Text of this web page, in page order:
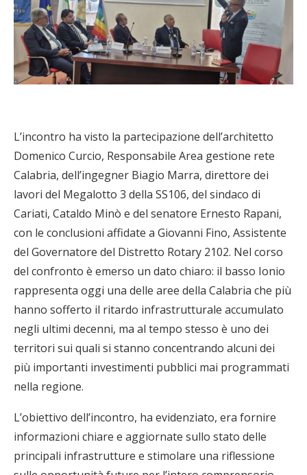
L’incontro ha visto la partecipazione dell’architetto
Domenico Curcio, Responsabile Area gestione rete
Calabria, dell’ingegner Biagio Marra, direttore dei
lavori del Megalotto 3 della SS106, del sindaco di
Cariati, Cataldo Minò e del senatore Ernesto Rapani,
con le conclusioni affidate a Giovanni Fino, Assistente
del Governatore del Distretto Rotary 2102. Nel corso
del confronto è emerso un dato chiaro: il basso Ionio
rappresenta oggi una delle aree della Calabria che più
hanno sofferto il ritardo infrastrutturale accumulato
negli ultimi decenni, ma al tempo stesso è uno dei
territori sui quali si stanno concentrando alcuni dei
più importanti investimenti pubblici mai programmati
nella regione.
L’obiettivo dell’incontro, ha evidenziato, era fornire
informazioni chiare e aggiornate sullo stato delle
principali infrastrutture e stimolare una riflessione